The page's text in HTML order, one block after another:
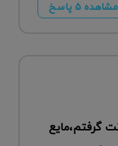
مشاهده ۵ پاسخ
گرفتم،مایع